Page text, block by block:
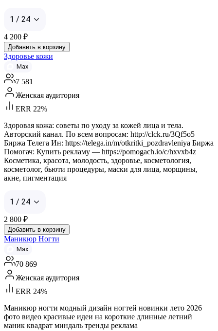
1 / 24
4 200 ₽
Добавить в корзину
Здоровье кожи
Max
7 581
Женская аудитория
ERR 22%
Здоровая кожа: советы по уходу за кожей лица и тела.
Авторский канал. По всем вопросам: http://clck.ru/3Qf5o5
Биржа Телега Ин: https://telega.in/m/otkritki_pozdravleniya Биржа
Помогач: Купить рекламу — https://pomogach.io/c/hxvxb4z
Косметика, красота, молодость, здоровье, косметология,
косметолог, бьюти процедуры, маски для лица, морщины,
акне, пигментация
1 / 24
2 800 ₽
Добавить в корзину
Маникюр Ногти
Max
70 869
Женская аудитория
ERR 24%
Маникюр ногти модный дизайн ногтей новинки лето 2026
фото видео красивые идеи на короткие длинные летний
маник квадрат миндаль тренды реклама